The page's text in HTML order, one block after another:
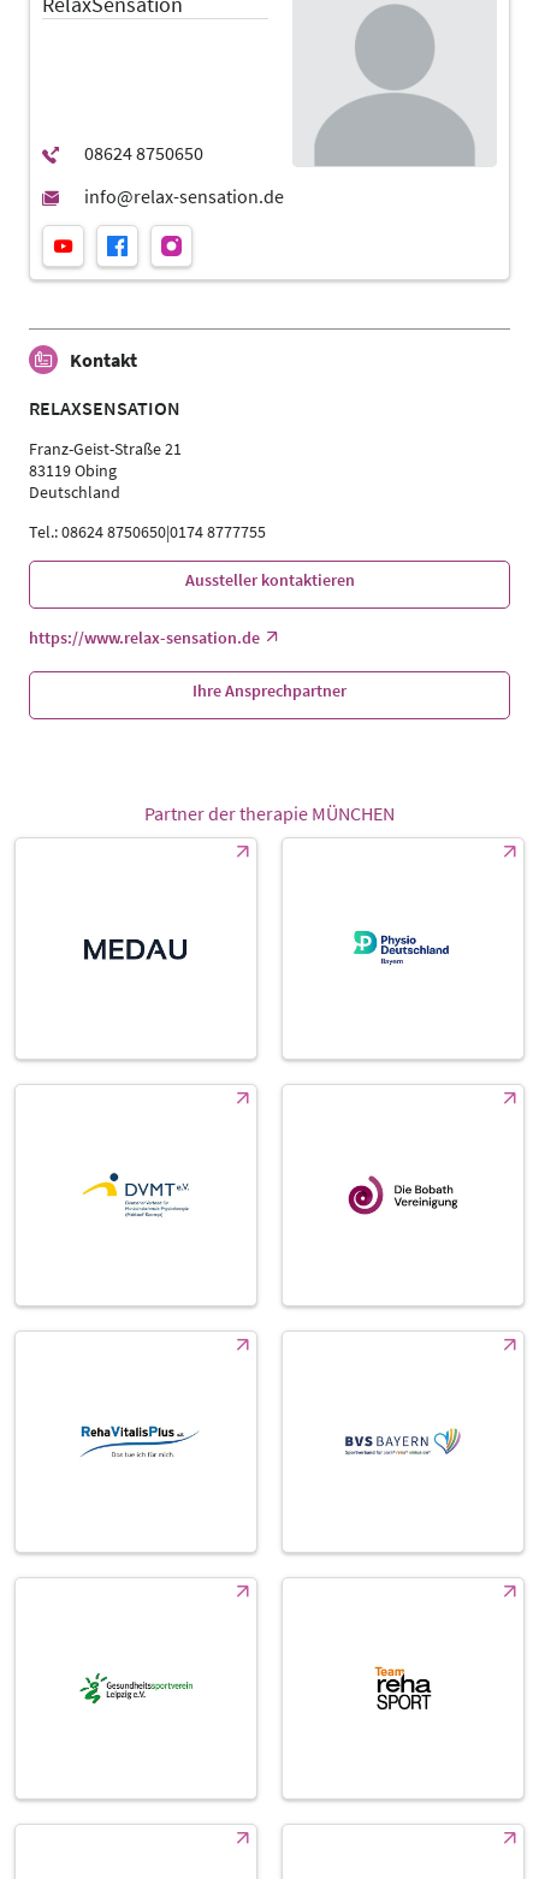
Sportwissenschaftler | Trainer, Übungsleiter Reha- und
Kontakt
RELAXSENSATION
Franz-Geist-Straße 21
83119 Obing
Deutschland
Tel.: 08624 8750650|0174 8777755
Aussteller kontaktieren
https://www.relax-sensation.de
Ihre Ansprechpartner
Partner der therapie MÜNCHEN